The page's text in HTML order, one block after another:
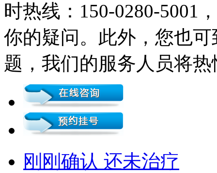
时热线：150-0280-5001
你的疑问。此外，您也
题，我们的服务人员将
刚刚确认 还未治疗